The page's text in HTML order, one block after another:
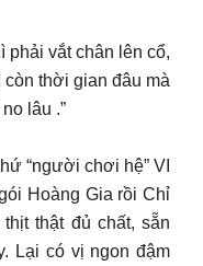
phải vắt chân lên cổ,
còn thời gian đâu mà
lâu .”
“người chơi hệ” VI
Hoàng Gia rồi Chỉ
thật đủ chất, sẵn
Lại có vị ngon đậm